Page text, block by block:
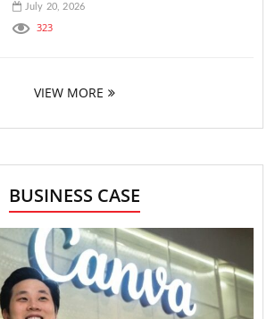
July 20, 2026
323
VIEW MORE
BUSINESS CASE